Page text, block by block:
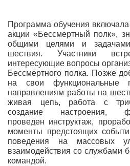
Программа обучения
акции «Бессмертный полк»,
общими целями и
шествия. Участники
интересующие вопросы
Бессмертного полка. Позже
на свои функциональные
направлениям работы на
живая цепь, работа с
создание настроения,
проведен инструктаж,
моменты предстоящих
поведения на массовых
взаимодействия со службами
командой.